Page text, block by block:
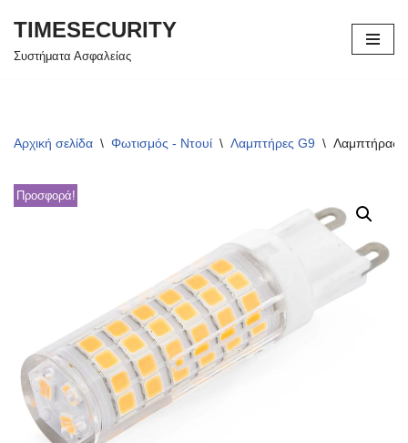
Μεταπηδήστε
TIMESECURITY
Συστήματα Ασφαλείας
Αρχική σελίδα \ Φωτισμός - Ντουί \ Λαμπτήρες G9 \ Λαμπτήρας
Προσφορά!